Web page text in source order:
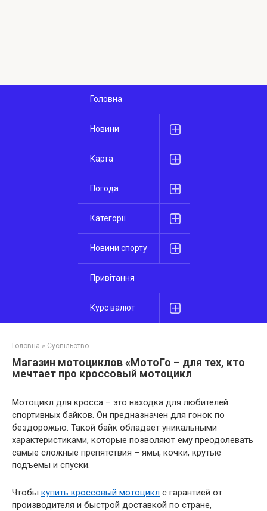
Головна
Новини
Карта
Погода
Категорії
Новини спорту
Привітання
Курс валют
Головна » Суспільство
Магазин мотоциклов «МотоГо – для тех, кто
мечтает про кроссовый мотоцикл
Мотоцикл для кросса – это находка для любителей
спортивных байков. Он предназначен для гонок по
бездорожью. Такой байк обладает уникальными
характеристиками, которые позволяют ему преодолевать
самые сложные препятствия – ямы, кочки, крутые
подъемы и спуски.
Чтобы купить кроссовый мотоцикл с гарантией от
производителя и быстрой доставкой по стране,